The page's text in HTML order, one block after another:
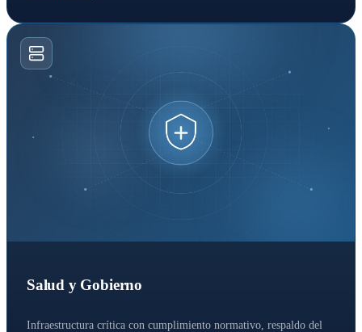
Salud y Gobierno
Infraestructura crítica con cumplimiento normativo, respaldo del